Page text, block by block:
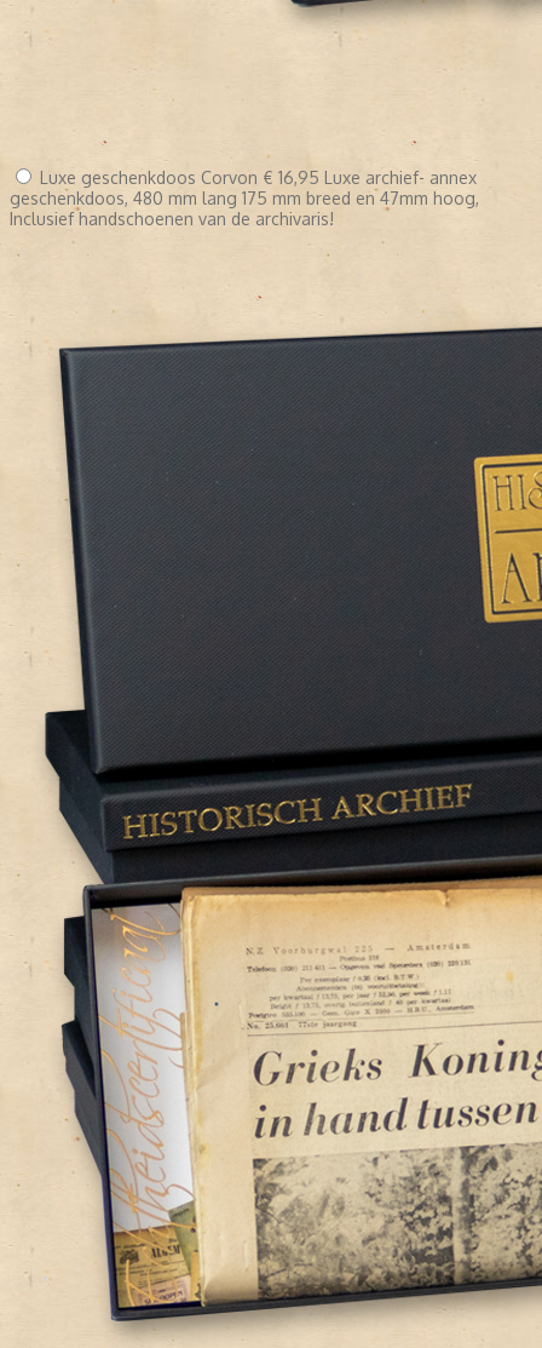
Luxe geschenkdoos Corvon € 16,95 Luxe archief- annex
geschenkdoos, 480 mm lang 175 mm breed en 47mm hoog,
Inclusief handschoenen van de archivaris!